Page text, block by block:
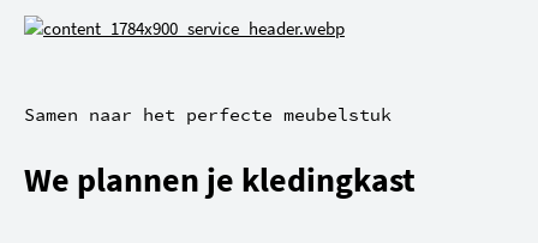
Samen naar het perfecte meubelstuk
We plannen je kledingkast